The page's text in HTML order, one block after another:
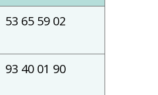
53 65 59 02
93 40 01 90